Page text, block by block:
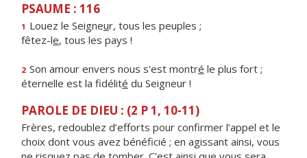
PSAUME : 116
1 Louez le Seigneur, tous les peuples ;
fêtez-le, tous les pays !
2 Son amour envers nous s'est montré le plus fort ;
éternelle est la fidélité du Seigneur !
PAROLE DE DIEU : (2 P 1, 10-11)
Frères, redoublez d’efforts pour confirmer l’appel et le
choix dont vous avez bénéficié ; en agissant ainsi, vous